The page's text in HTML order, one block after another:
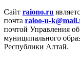
Сайт raiono.ru
почта raioo-u-
почтой Управления
муниципального
Республики Алтай.